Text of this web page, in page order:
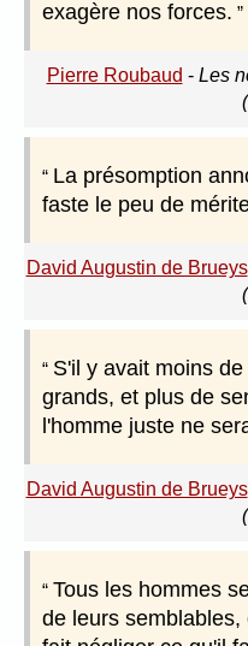
exagère nos forces.
Pierre Roubaud - Les
La présomption
faste le peu de
David Augustin de Brueys
S'il y avait moins
grands, et plus de
l'homme juste ne
David Augustin de Brueys
Tous les hommes
de leurs